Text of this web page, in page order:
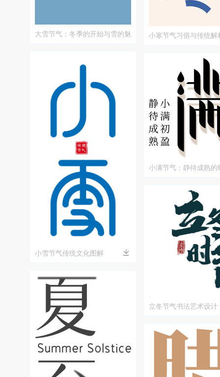
大雪节气：冬季的开始与雪的魅
小雪节气传统文化图解
小寒节气习俗与传统解
小满节气：静待成熟的
立冬节气书法艺术设计